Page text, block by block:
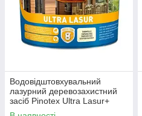
Водовідштовхувальний
лазурний деревозахистний
засіб Pinotex Ultra Lasur+
безбарвний 10л